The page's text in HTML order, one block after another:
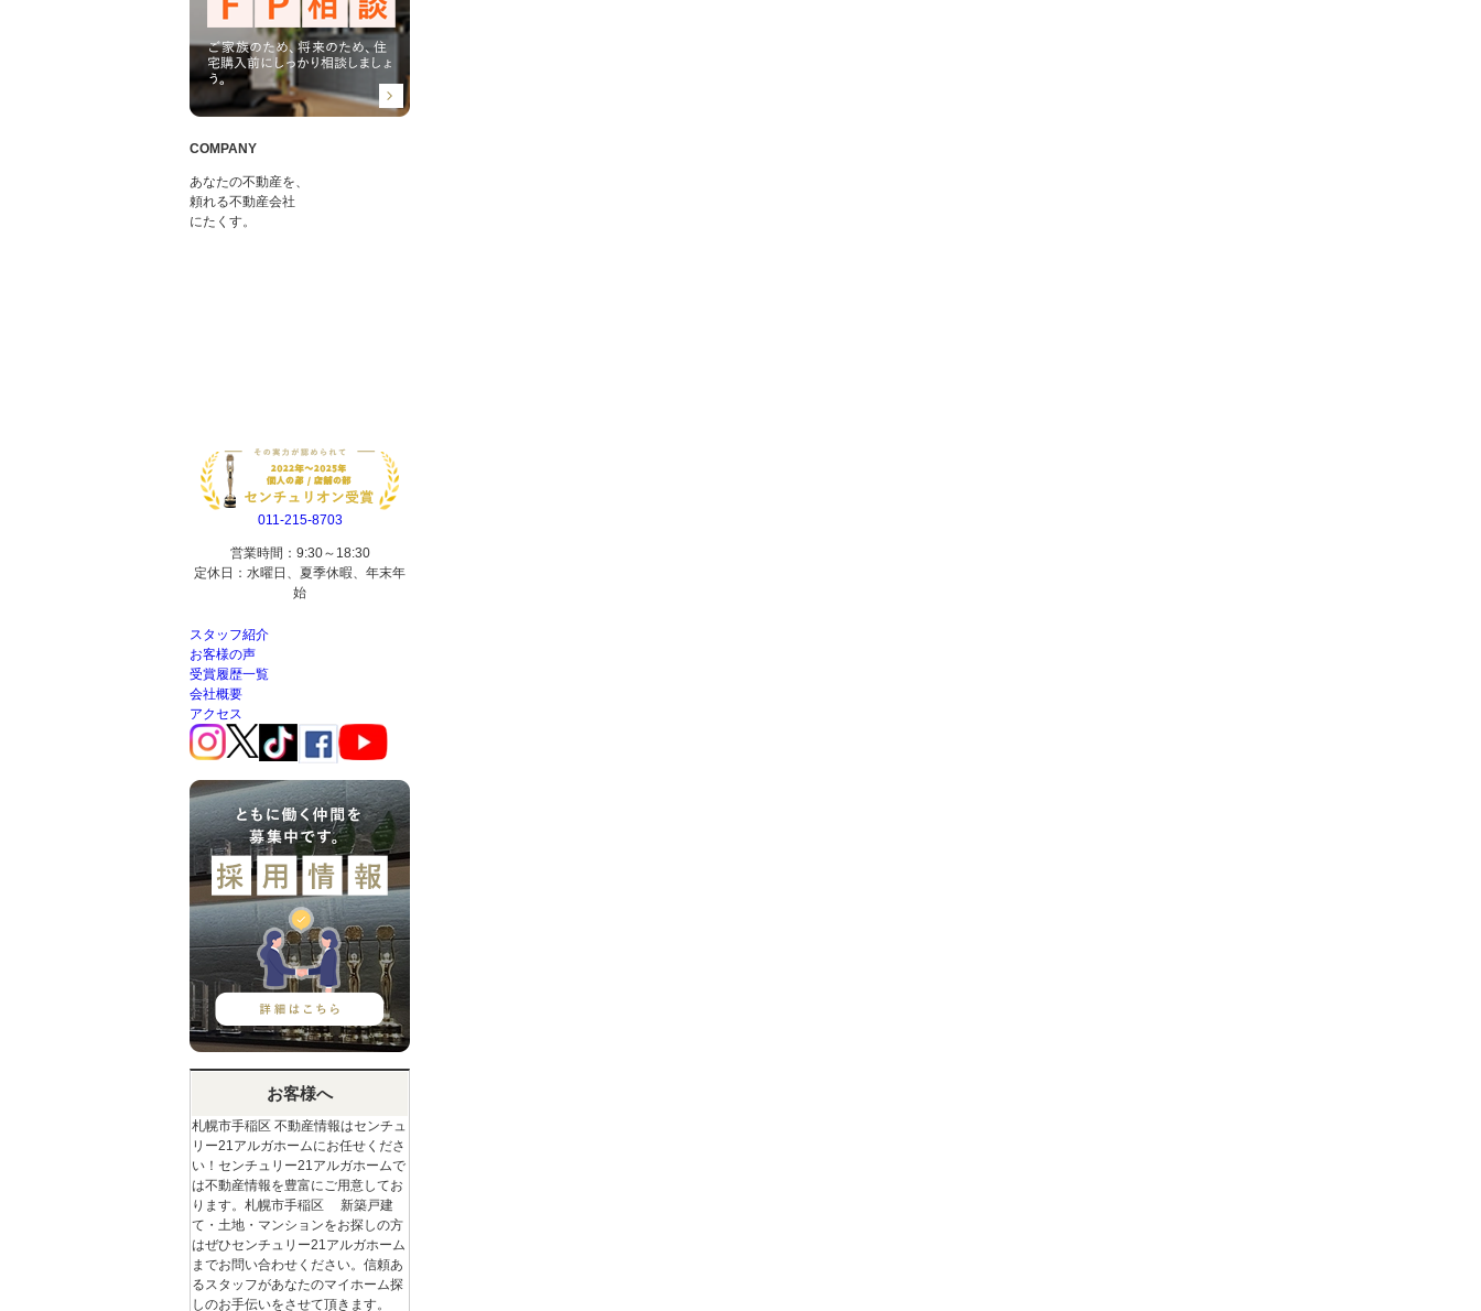
COMPANY
あなたの不動産を、
頼れる不動産会社
にたくす。
011-215-8703
営業時間：9:30～18:30
定休日：水曜日、夏季休暇、年末年
始
スタッフ紹介
お客様の声
受賞履歴一覧
会社概要
アクセス
お客様へ
札幌市手稲区 不動産情報はセンチュ
リー21アルガホームにお任せくださ
い！センチュリー21アルガホームで
は不動産情報を豊富にご用意してお
ります。札幌市手稲区 新築戸建
て・土地・マンションをお探しの方
はぜひセンチュリー21アルガホーム
までお問い合わせください。信頼あ
るスタッフがあなたのマイホーム探
しのお手伝いをさせて頂きます。